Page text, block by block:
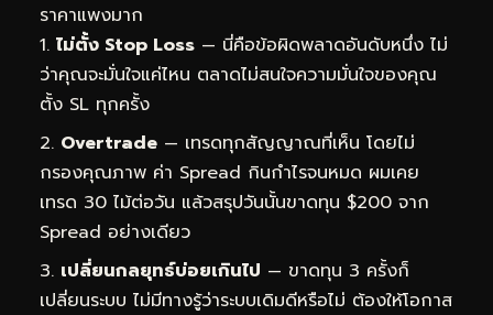
ราคาแพงมาก
ไม่ตั้ง Stop Loss — นี่คือข้อผิดพลาดอันดับหนึ่ง ไม่
ว่าคุณจะมั่นใจแค่ไหน ตลาดไม่สนใจความมั่นใจของคุณ
ตั้ง SL ทุกครั้ง
Overtrade — เทรดทุกสัญญาณที่เห็น โดยไม่
กรองคุณภาพ ค่า Spread กินกำไรจนหมด ผมเคย
เทรด 30 ไม้ต่อวัน แล้วสรุปวันนั้นขาดทุน $200 จาก
Spread อย่างเดียว
เปลี่ยนกลยุทธ์บ่อยเกินไป — ขาดทุน 3 ครั้งก็
เปลี่ยนระบบ ไม่มีทางรู้ว่าระบบเดิมดีหรือไม่ ต้องให้โอกาส